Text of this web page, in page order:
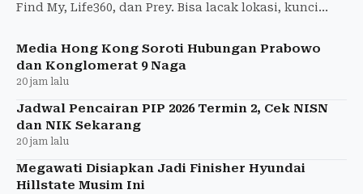
Find My, Life360, dan Prey. Bisa lacak lokasi, kunci
Media Hong Kong Soroti Hubungan Prabowo
dan Konglomerat 9 Naga
20 jam lalu
Jadwal Pencairan PIP 2026 Termin 2, Cek NISN
dan NIK Sekarang
20 jam lalu
Megawati Disiapkan Jadi Finisher Hyundai
Hillstate Musim Ini